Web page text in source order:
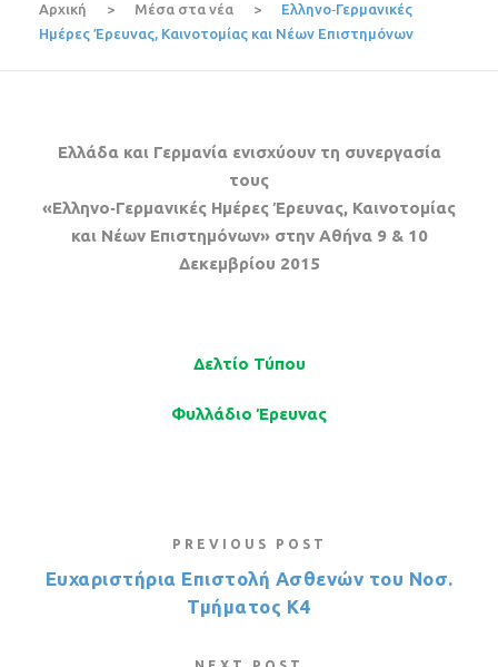
Αρχική > Μέσα στα νέα >
Ελληνo‐Γερμανικές
Ημέρες Έρευνας, Καινοτομίας και Νέων Επιστημόνων
Ελλάδα και Γερμανία ενισχύουν τη συνεργασία
τους
«Ελληνo‐Γερμανικές Ημέρες Έρευνας, Καινοτομίας
και Νέων Επιστημόνων» στην Αθήνα 9 & 10
Δεκεμβρίου 2015
Δελτίο Τύπου
Φυλλάδιο Έρευνας
PREVIOUS POST
Ευχαριστήρια Επιστολή Ασθενών του Νοσ.
Τμήματος Κ4